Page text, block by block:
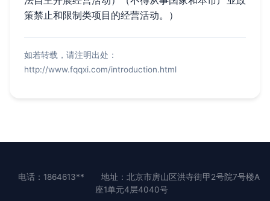
策禁止和限制类项目的经营活动。）
如若转载，请注明出处：
http://www.fqqxi.com/introduction.html
电话：1864613**
地址：北京市房山区洪寺街甲2号院7号楼A
座1单元4层4040号